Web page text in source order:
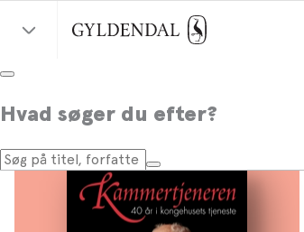
Hvad søger du efter?